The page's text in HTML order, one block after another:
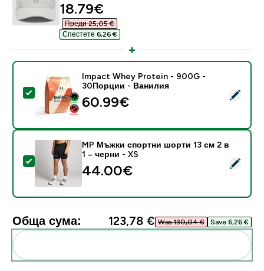
discounted price
18.79€‎
Преди 25,05 €‎
Спестете 6,26 €‎
Select this product - Impact Whey Protein - 900G -
Impact Whey Protein - 900G -
30Порции - Ванилия
60.99€‎
Select this product - MP Мъжки спортни шорти 13
MP Мъжки спортни шорти 13 см 2 в
1 – черни - XS
44.00€‎
Обща сума: 123,78 €‎ Was 130,04 €‎ Save 6,26 €‎